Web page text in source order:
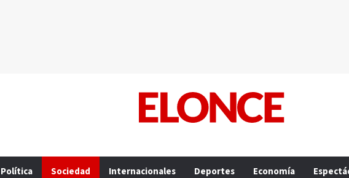
Política Sociedad Internacionales Deportes Economía